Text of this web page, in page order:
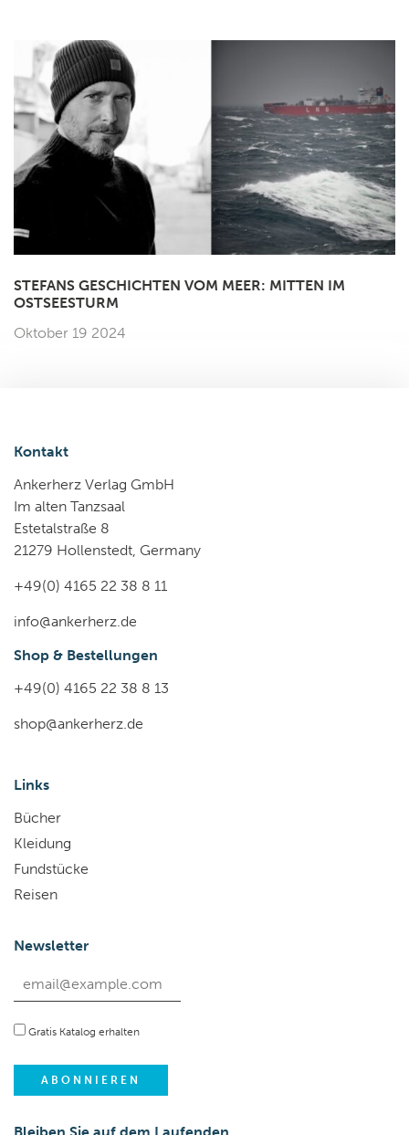
STEFANS GESCHICHTEN VOM MEER: MITTEN IM
OSTSEESTURM
Oktober 19 2024
Kontakt
Ankerherz Verlag GmbH
Im alten Tanzsaal
Estetalstraße 8
21279 Hollenstedt, Germany
+49(0) 4165 22 38 8 11
info@ankerherz.de
Shop & Bestellungen
+49(0) 4165 22 38 8 13
shop@ankerherz.de
Links
Bücher
Kleidung
Fundstücke
Reisen
Newsletter
Gratis Katalog erhalten